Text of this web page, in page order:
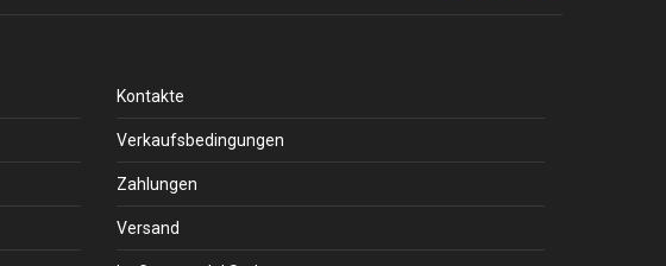
Kontakte
Verkaufsbedingungen
Zahlungen
Versand